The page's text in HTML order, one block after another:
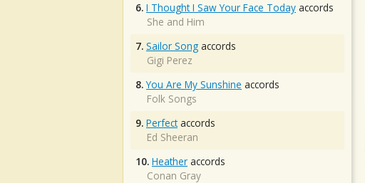
6. I Thought I Saw Your Face Today accords
She and Him
7. Sailor Song accords
Gigi Perez
8. You Are My Sunshine accords
Folk Songs
9. Perfectaccords
Ed Sheeran
10. Heather accords
Conan Gray